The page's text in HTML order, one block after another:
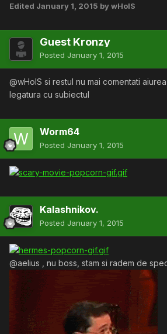
Edited January 1, 2015 by wHoIS
Guest Kronzy
Posted January 1, 2015
@wHoIS si restul nu mai comentati
legatura cu subiectul
Worm64
Posted January 1, 2015
Kalashnikov.
Posted January 1, 2015
@aelius , nu boss, stam si radem de